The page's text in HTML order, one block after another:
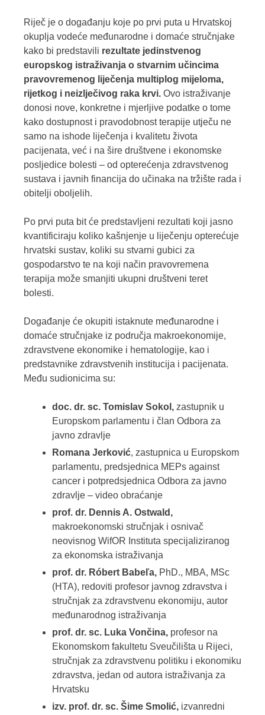
Riječ je o događanju koje po prvi puta u Hrvatskoj
okuplja vodeće međunarodne i domaće stručnjake
kako bi predstavili rezultate jedinstvenog
europskog istraživanja o stvarnim učincima
pravovremenog liječenja multiplog mijeloma,
rijetkog i neizlječivog raka krvi. Ovo istraživanje
donosi nove, konkretne i mjerljive podatke o tome
kako dostupnost i pravodobnost terapije utječu ne
samo na ishode liječenja i kvalitetu života
pacijenata, već i na šire društvene i ekonomske
posljedice bolesti – od opterećenja zdravstvenog
sustava i javnih financija do učinaka na tržište rada i
obitelji oboljelih.
Po prvi puta bit će predstavljeni rezultati koji jasno
kvantificiraju koliko kašnjenje u liječenju opterećuje
hrvatski sustav, koliki su stvarni gubici za
gospodarstvo te na koji način pravovremena
terapija može smanjiti ukupni društveni teret
bolesti.
Događanje će okupiti istaknute međunarodne i
domaće stručnjake iz područja makroekonomije,
zdravstvene ekonomike i hematologije, kao i
predstavnike zdravstvenih institucija i pacijenata.
Među sudionicima su:
doc. dr. sc. Tomislav Sokol, zastupnik u
Europskom parlamentu i član Odbora za
javno zdravlje
Romana Jerković, zastupnica u Europskom
parlamentu, predsjednica MEPs against
cancer i potpredsjednica Odbora za javno
zdravlje – video obraćanje
prof. dr. Dennis A. Ostwald,
makroekonomski stručnjak i osnivač
neovisnog WifOR Instituta specijaliziranog
za ekonomska istraživanja
prof. dr. Róbert Babeľa, PhD., MBA, MSc
(HTA), redoviti profesor javnog zdravstva i
stručnjak za zdravstvenu ekonomiju, autor
međunarodnog istraživanja
prof. dr. sc. Luka Vončina, profesor na
Ekonomskom fakultetu Sveučilišta u Rijeci,
stručnjak za zdravstvenu politiku i ekonomiku
zdravstva, jedan od autora istraživanja za
Hrvatsku
izv. prof. dr. sc. Šime Smolić, izvanredni